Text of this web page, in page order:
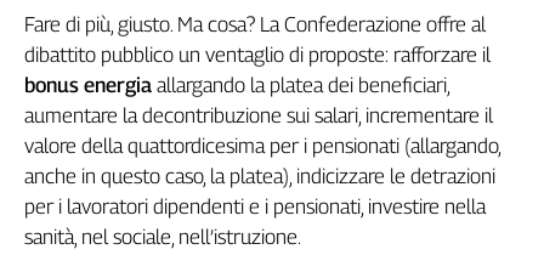
Marche
Piemonte
Puglia
Sardegna
Sicilia
Toscana
Trentino
Umbria
Fare di più, giusto. Ma cosa? La Confederazione offre al
dibattito pubblico un ventaglio di proposte: rafforzare il
bonus energia allargando la platea dei beneficiari,
aumentare la decontribuzione sui salari, incrementare il
valore della quattordicesima per i pensionati (allargando,
anche in questo caso, la platea), indicizzare le detrazioni
per i lavoratori dipendenti e i pensionati, investire nella
sanità, nel sociale, nell’istruzione.